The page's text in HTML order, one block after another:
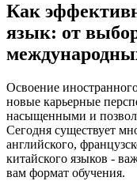
Как
язык: от
Освоение
новые карьерные
насыщенными и
Сегодня существует
английского,
китайского языков -
вам формат обучения.